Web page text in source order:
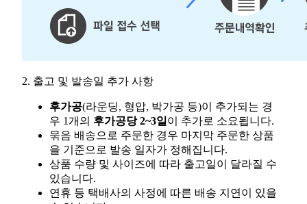
2. 출고 및 발송일 추가 사항
후가공(라운딩, 형압, 박가공 등)이 추가되는 경
우 1개의 후가공당 2~3일 이 추가로 소요됩니다.
묶음 배송으로 주문한 경우 마지막 주문한 상품
을 기준으로 발송 일자가 정해집니다.
상품 수량 및 사이즈에 따라 출고일이 달라질 수
있습니다.
연휴 등 택배사의 사정에 따른 배송 지연이 있을